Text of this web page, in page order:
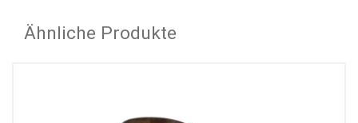
Ähnliche Produkte